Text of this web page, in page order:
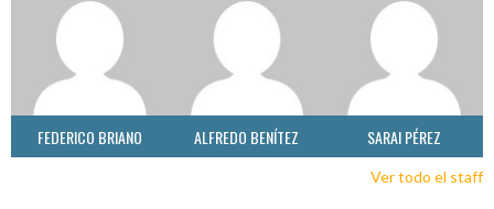
FEDERICO BRIANO ALFREDO BENÍTEZ SARAI PÉREZ
Ver todo el staff